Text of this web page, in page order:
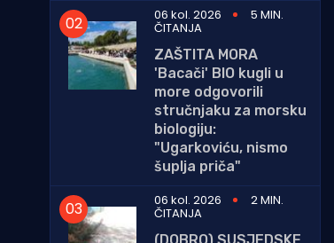
06 kol. 2026
5 MIN.
ČITANJA
ZAŠTITA MORA
'Bacači' BIO kugli u
more odgovorili
stručnjaku za morsku
biologiju:
"Ugarkoviću, nismo
šuplja priča"
06 kol. 2026
2 MIN.
ČITANJA
(DOBRO) SUSJEDSKE